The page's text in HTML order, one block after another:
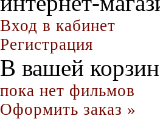
Вход в кабинет
Регистрация
В вашей
пока нет фильмов
Оформить заказ »